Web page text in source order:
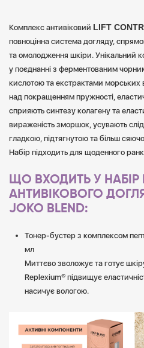
Комплекс антивіковий LIFT
повноцінна система догляду,
та омолодження шкіри. Унікальний
у поєднанні з ферментованим
кислотою та екстрактами морських
над покращенням пружності,
сприяють синтезу колагену та
вираженість зморшок, усувають
гладкою, підтягнутою та більш
Набір підходить для щоденного
ЩО ВХОДИТЬ У
АНТИВІКОВОГО
JOKO BLEND:
Тонер-бустер з комплексом
мл
Миттєво зволожує та готує
Replexium® підвищує
насичує вологою.